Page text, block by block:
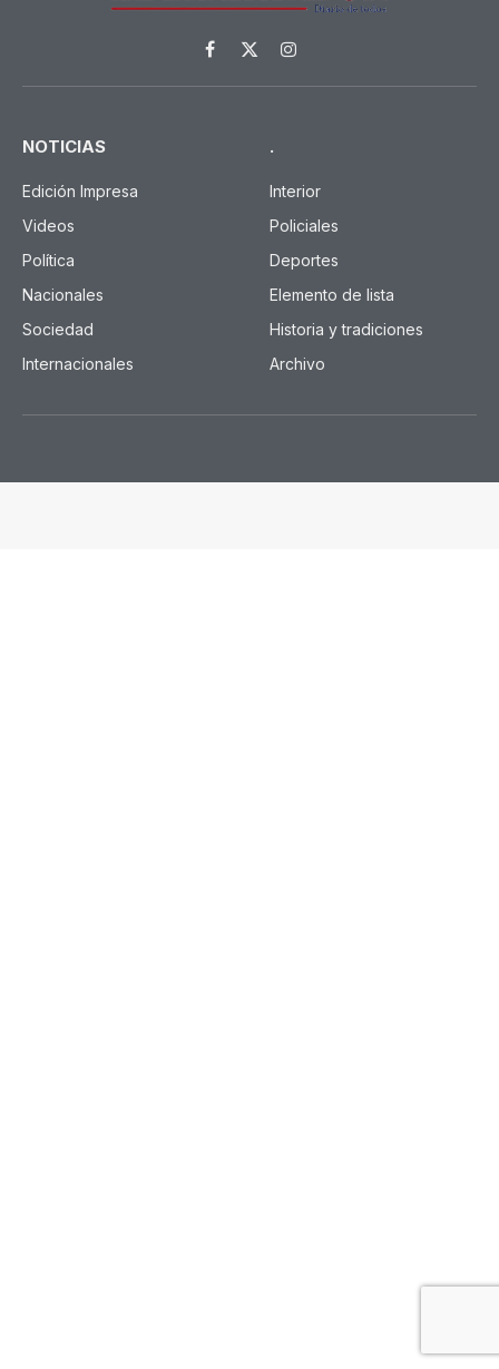
Facebook
X
(Twitter)
Instagram
NOTICIAS
Edición Impresa
Videos
Política
Nacionales
Sociedad
Internacionales
.
Interior
Policiales
Deportes
Elemento de lista
Historia y tradiciones
Archivo